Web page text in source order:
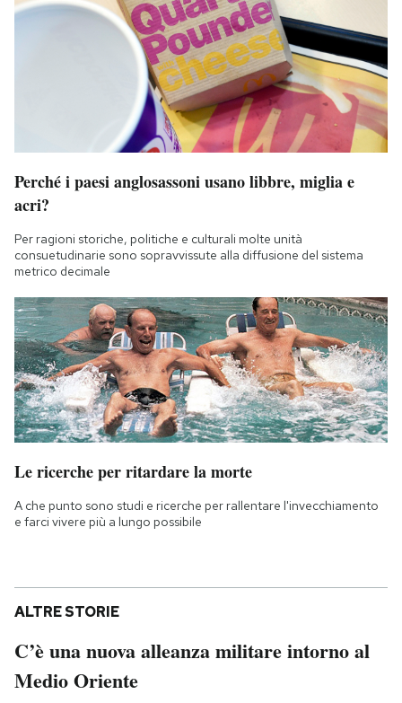
Perché i paesi anglosassoni usano libbre, miglia e
acri?
Per ragioni storiche, politiche e culturali molte unità
consuetudinarie sono sopravvissute alla diffusione del sistema
metrico decimale
Le ricerche per ritardare la morte
A che punto sono studi e ricerche per rallentare l'invecchiamento
e farci vivere più a lungo possibile
ALTRE STORIE
C’è una nuova alleanza militare intorno al
Medio Oriente